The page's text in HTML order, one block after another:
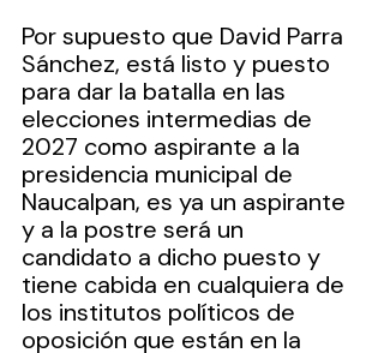
Por supuesto que David Parra
Sánchez, está listo y puesto
para dar la batalla en las
elecciones intermedias de
2027 como aspirante a la
presidencia municipal de
Naucalpan, es ya un aspirante
y a la postre será un
candidato a dicho puesto y
tiene cabida en cualquiera de
los institutos políticos de
oposición que están en la